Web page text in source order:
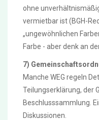
ohne
vermietbar ist (BGH-
„ungewöhnlichen
Farbe - aber denk an
7)
Manche WEG regeln
Teilungserklärung, der
Beschlusssammlung.
Diskussionen.